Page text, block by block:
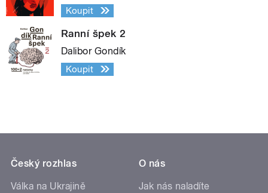
Koupit
Ranní špek 2
Dalibor Gondík
Koupit
Český rozhlas
Válka na Ukrajině
O nás
Jak nás naladíte